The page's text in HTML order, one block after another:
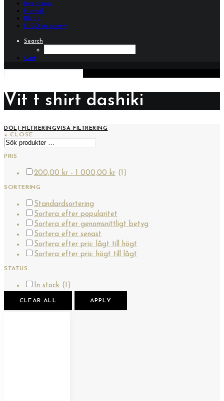
Inredning
Hushåll
Blogg
DrGD Academy
Search
Cart
Vit t shirt dashiki
DÖLJ FILTRERINGVISA FILTRERING
× CLOSE
Sök
efter:
PRIS
200,00 kr - 1 000,00 kr (1)
SORTERING
Standardsortering
Sortera efter popularitet
Sortera efter genomsnittligt betyg
Sortera efter senast
Sortera efter pris: lågt till högt
Sortera efter pris: högt till lågt
STATUS
In stock (1)
CLEAR ALL APPLY